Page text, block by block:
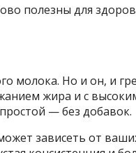
молока. Но и он, и
жира и с
— без добавок.
зависеть от